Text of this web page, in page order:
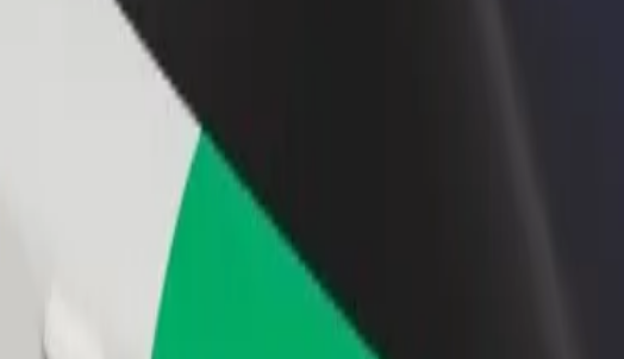
yap, haftalık
Restoran veya mağaza ekle
Daha fazla müşteriye ulaş,
kazancını artır
noktasına nasıl gidilir
gitmenin en iyi yolunu mu arıyorsunuz? Hizmetlerimizi keşfedin ve